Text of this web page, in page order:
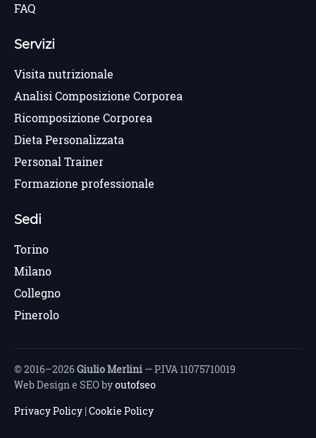
FAQ
Servizi
Visita nutrizionale
Analisi Composizione Corporea
Ricomposizione Corporea
Dieta Personalizzata
Personal Trainer
Formazione professionale
Sedi
Torino
Milano
Collegno
Pinerolo
© 2016–2026Giulio Merlini — P.IVA 11075710019
Web Design e SEO byoutofseo
Privacy Policy | Cookie Policy